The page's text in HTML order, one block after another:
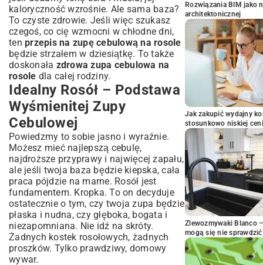
kaloryczność wzrośnie. Ale sama baza?
To czyste zdrowie. Jeśli więc szukasz
czegoś, co cię wzmocni w chłodne dni,
ten przepis na zupę cebulową na rosole
będzie strzałem w dziesiątkę. To także
doskonała zdrowa zupa cebulowa na
rosole dla całej rodziny.
Idealny Rosół – Podstawa
Wyśmienitej Zupy
Cebulowej
Powiedzmy to sobie jasno i wyraźnie.
Możesz mieć najlepszą cebulę,
najdroższe przyprawy i najwięcej zapału,
ale jeśli twoja baza będzie kiepska, cała
praca pójdzie na marne. Rosół jest
fundamentem. Kropka. To on decyduje
ostatecznie o tym, czy twoja zupa będzie
płaska i nudna, czy głęboka, bogata i
niezapomniana. Nie idź na skróty.
Żadnych kostek rosołowych, żadnych
proszków. Tylko prawdziwy, domowy
wywar.
Rozwiązania BIM jako
architektonicznej
Jak zakupić wydajny
stosunkowo niskiej
Zlewozmywaki Blanco
mogą się nie